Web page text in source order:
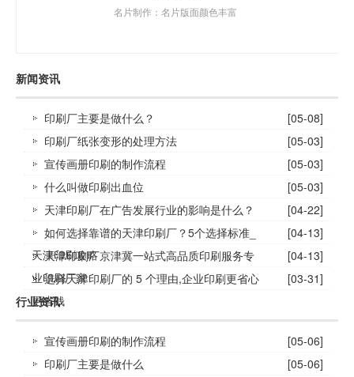
名片制作：名片版面颜色丰富
新闻资讯
印刷厂主要是做什么？
[05-08]
印刷厂纸张变形的处理方法
[05-03]
宣传画册印刷的制作流程
[05-03]
什么叫做印刷出血位
[05-03]
天津印刷厂在广告发展行业的影响是什么？
[04-22]
如何选择靠谱的天津印刷厂？5个选择标准_
天津印刷攻略
[04-13]
天津印刷厂京津冀一站式高品质印刷服务专
业印刷厂家
[04-13]
选择天津印刷厂的 5 个理由,企业印刷更省心
更省钱
[03-31]
行业资讯
宣传画册印刷的制作流程
[05-06]
印刷厂主要是做什么
[05-06]